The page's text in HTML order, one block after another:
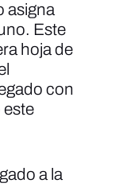
asigna
Este
hoja de
con
este
a la